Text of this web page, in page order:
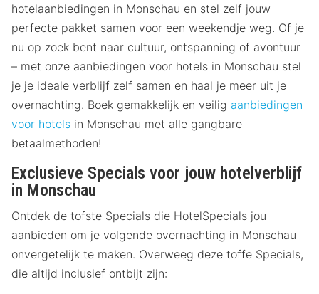
hotelaanbiedingen in Monschau en stel zelf jouw
perfecte pakket samen voor een weekendje weg. Of je
nu op zoek bent naar cultuur, ontspanning of avontuur
– met onze aanbiedingen voor hotels in Monschau stel
je je ideale verblijf zelf samen en haal je meer uit je
overnachting. Boek gemakkelijk en veilig aanbiedingen
voor hotels in Monschau met alle gangbare
betaalmethoden!
Exclusieve Specials voor jouw hotelverblijf
in Monschau
Ontdek de tofste Specials die HotelSpecials jou
aanbieden om je volgende overnachting in Monschau
onvergetelijk te maken. Overweeg deze toffe Specials,
die altijd inclusief ontbijt zijn: